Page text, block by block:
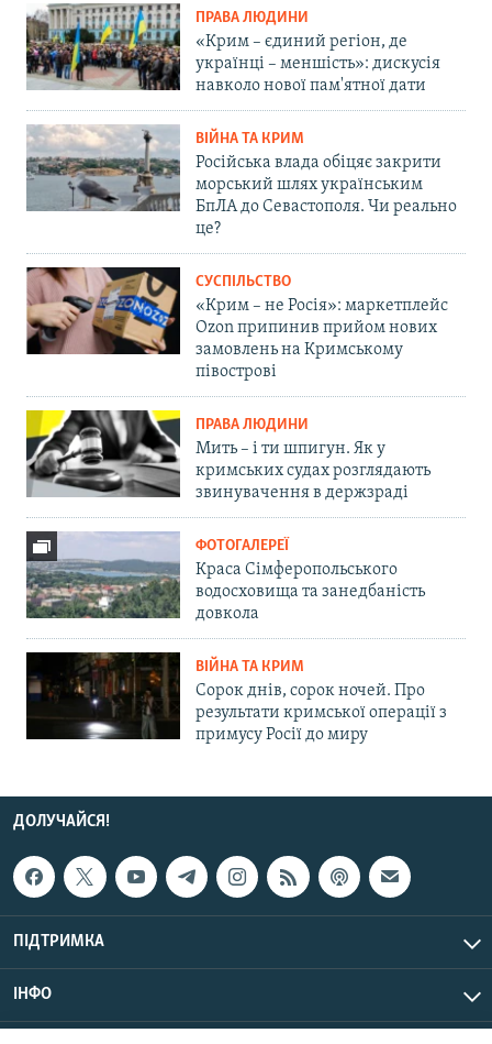
ПРАВА ЛЮДИНИ
«Крим – єдиний регіон, де
українці – меншість»: дискусія
навколо нової пам'ятної дати
ВІЙНА ТА КРИМ
Російська влада обіцяє закрити
морський шлях українським
БпЛА до Севастополя. Чи реально
це?
СУСПІЛЬСТВО
«Крим – не Росія»: маркетплейс
Ozon припинив прийом нових
замовлень на Кримському
півострові
ПРАВА ЛЮДИНИ
Мить – і ти шпигун. Як у
кримських судах розглядають
звинувачення в держзраді
ФОТОГАЛЕРЕЇ
Краса Сімферопольського
водосховища та занедбаність
довкола
ВІЙНА ТА КРИМ
Сорок днів, сорок ночей. Про
результати кримської операції з
примусу Росії до миру
ДОЛУЧАЙСЯ!
ПІДТРИМКА
ІНФО